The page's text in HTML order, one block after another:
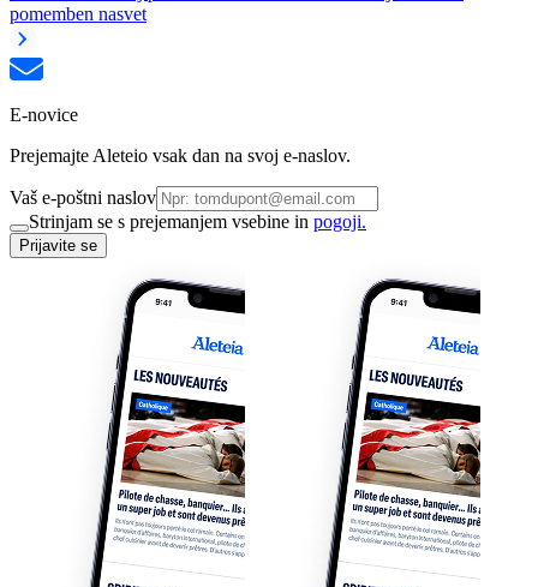
pomemben nasvet
E-novice
Prejemajte Aleteio vsak dan na svoj e-naslov.
Vaš e-poštni naslov
Strinjam se s prejemanjem vsebine in pogoji.
Prijavite se